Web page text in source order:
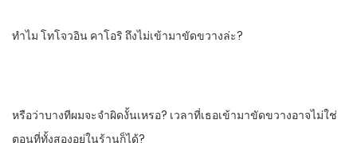
ทําไม​ โทโจวอิน​ คาโอริ​ ถึงไม่เข้ามาขัดขวางล่ะ?
หรือว่าบางทีผมจะจําผิดงั้นเหรอ? เวลาที่เธอเข้ามาขัดขวางอาจไม่ใช่
ตอนที่ทั้งสองอยู่ในร้านก็ได้?